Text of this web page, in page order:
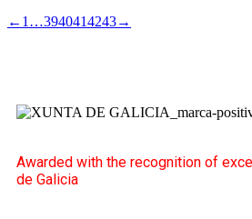
← 1 …3940414243→
Awarded with the recognition of
de Galicia